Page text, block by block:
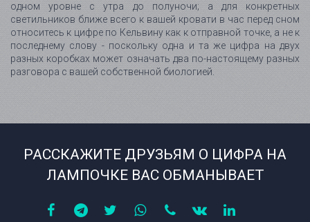
одном уровне с утра до полуночи; а для конкретных
светильников ближе всего к вашей кровати в час перед сном
относитесь к цифре по Кельвину как к отправной точке, а не к
последнему слову - поскольку одна и та же цифра на двух
разных коробках может означать два по-настоящему разных
разговора с вашей собственной биологией.
РАССКАЖИТЕ ДРУЗЬЯМ О ЦИФРА НА
ЛАМПОЧКЕ ВАС ОБМАНЫВАЕТ